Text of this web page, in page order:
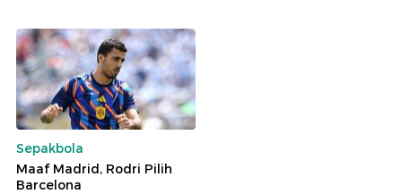
Sepakbola
Maaf Madrid, Rodri Pilih
Barcelona